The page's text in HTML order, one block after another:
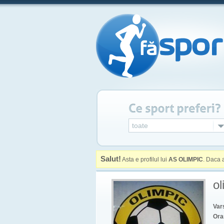
toate
Salut! Asta e profilul lui AS OLIMPIC. Daca